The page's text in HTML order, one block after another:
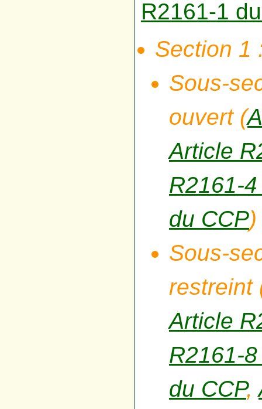
R2161-1
Section 1
Sous-
ouvert (
Article
R2161-
du CCP)
Sous-
restreint
Article
R2161-
du CCP,